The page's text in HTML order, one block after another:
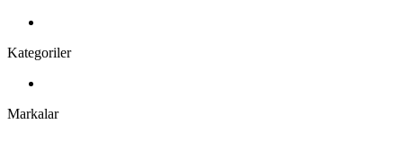
Kategoriler
Markalar